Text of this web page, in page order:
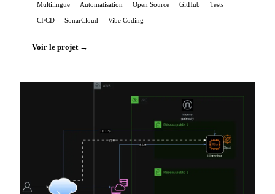
Multilingue Automatisation Open Source GitHub Tests
CI/CD SonarCloud Vibe Coding
Voir le projet →